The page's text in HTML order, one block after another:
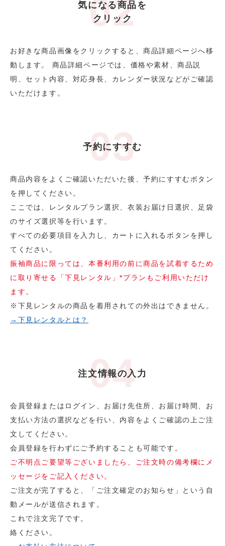
気になる商品を
クリック
お好きな商品画像をクリックすると、商品詳細ページへ移
動します。 商品詳細ページでは、価格や素材、商品説
明、セット内容、対応身長、カレンダー状況などがご確認
いただけます。
予約にすすむ
商品内容をよくご確認いただいた後、予約にすすむボタン
を押してください。
ここでは、レンタルプラン選択、衣装お届け日選択、足袋
のサイズ選択等を行います。
すべての必要項目を入力し、カートに入れるボタンを押し
てください。
振袖商品に限っては、本番利用の前に商品を試着するため
に取り寄せる「下見レンタル」*プランもご利用いただけ
ます。
※下見レンタルの商品を着用されての外出はできません。
→下見レンタルとは？
注文情報の入力
会員登録またはログイン、お届け先住所、お届け時間、お
支払い方法の選択などを行い、内容をよくご確認の上ご注
文してください。
会員登録を行わずにご予約することも可能です。
ご不明点ご要望等ございましたら、ご注文時の備考欄にメ
ッセージをご記入ください。
ご注文が完了すると、「ご注文確定のお知らせ」という自
動メールが送信されます。
これで注文完了です。
絡ください。